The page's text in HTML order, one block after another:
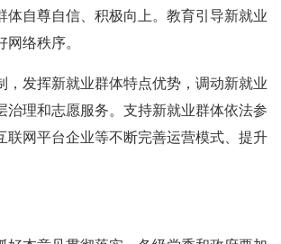
自尊自信、积极向上。教育引导新就业
络秩序。
发挥新就业群体特点优势，调动新就业
理和志愿服务。支持新就业群体依法参
网平台企业等不断完善运营模式、提升